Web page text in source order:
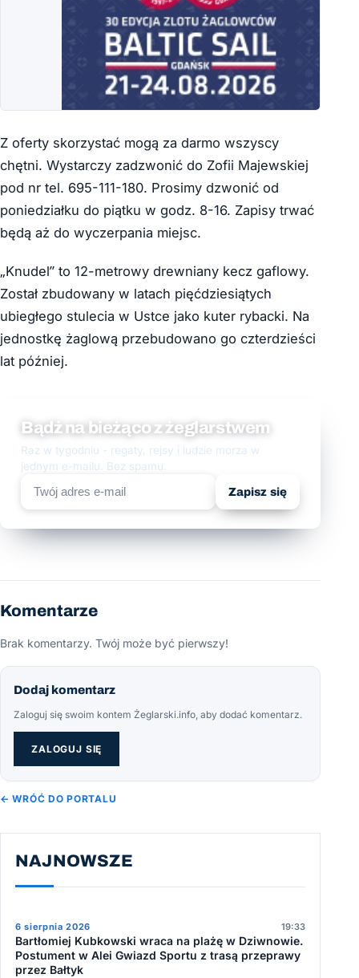
Z oferty skorzystać mogą za darmo wszyscy
chętni. Wystarczy zadzwonić do Zofii Majewskiej
pod nr tel. 695-111-180. Prosimy dzwonić od
poniedziałku do piątku w godz. 8-16. Zapisy trwać
będą aż do wyczerpania miejsc.
„Knudel” to 12-metrowy drewniany kecz gaflowy.
Został zbudowany w latach pięćdziesiątych
ubiegłego stulecia w Ustce jako kuter rybacki. Na
jednostkę żaglową przebudowano go czterdzieści
lat później.
Bądź na bieżąco z żeglarstwem
Raz w tygodniu - regaty, rejsy i ludzie morza w
jednym e-mailu. Bez spamu.
Zapisz się
Komentarze
Brak komentarzy. Twój może być pierwszy!
Dodaj komentarz
Zaloguj się swoim kontem Żeglarski.info, aby dodać komentarz.
ZALOGUJ SIĘ
← WRÓĆ DO PORTALU
NAJNOWSZE
6 sierpnia 2026 19:33
Bartłomiej Kubkowski wraca na plażę w Dziwnowie.
Postument w Alei Gwiazd Sportu z trasą przeprawy
przez Bałtyk